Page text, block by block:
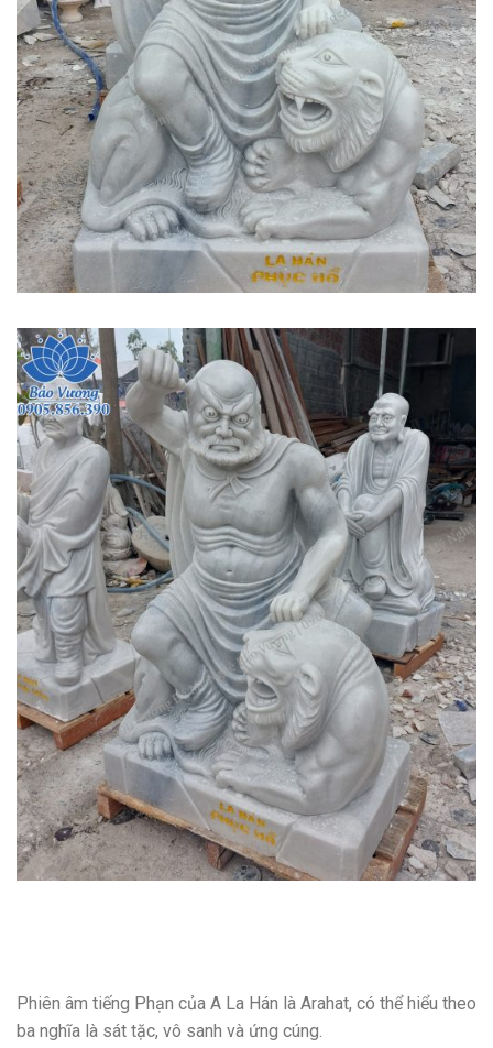
Phiên âm tiếng Phạn của A La Hán là Arahat, có thể hiểu theo
ba nghĩa là sát tặc, vô sanh và ứng cúng.